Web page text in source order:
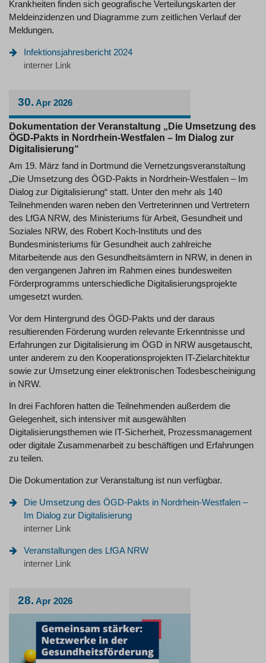
Krankheiten finden sich geografische Verteilungskarten der
Meldeinzidenzen und Diagramme zum zeitlichen Verlauf der
Meldungen.
Infektionsjahresbericht 2024
interner Link
30. Apr 2026
Dokumentation der Veranstaltung „Die Umsetzung des
ÖGD-Pakts in Nordrhein-Westfalen – Im Dialog zur
Digitalisierung“
Am 19. März fand in Dortmund die Vernetzungsveranstaltung
„Die Umsetzung des ÖGD-Pakts in Nordrhein-Westfalen – Im
Dialog zur Digitalisierung“ statt. Unter den mehr als 140
Teilnehmenden waren neben den Vertreterinnen und Vertretern
des LfGA NRW, des Ministeriums für Arbeit, Gesundheit und
Soziales NRW, des Robert Koch-Instituts und des
Bundesministeriums für Gesundheit auch zahlreiche
Mitarbeitende aus den Gesundheitsämtern in NRW, in denen in
den vergangenen Jahren im Rahmen eines bundesweiten
Förderprogramms unterschiedliche Digitalisierungsprojekte
umgesetzt wurden.
Vor dem Hintergrund des ÖGD-Pakts und der daraus
resultierenden Förderung wurden relevante Erkenntnisse und
Erfahrungen zur Digitalisierung im ÖGD in NRW ausgetauscht,
unter anderem zu den Kooperationsprojekten IT-Zielarchitektur
sowie zur Umsetzung einer elektronischen Todesbescheinigung
in NRW.
In drei Fachforen hatten die Teilnehmenden außerdem die
Gelegenheit, sich intensiver mit ausgewählten
Digitalisierungsthemen wie IT-Sicherheit, Prozessmanagement
oder digitale Zusammenarbeit zu beschäftigen und Erfahrungen
zu teilen.
Die Dokumentation zur Veranstaltung ist nun verfügbar.
Die Umsetzung des ÖGD-Pakts in Nordrhein-Westfalen –
Im Dialog zur Digitalisierung
interner Link
Veranstaltungen des LfGA NRW
interner Link
28. Apr 2026